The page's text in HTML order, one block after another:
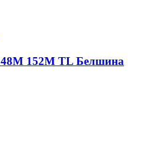
152M TL Белшина